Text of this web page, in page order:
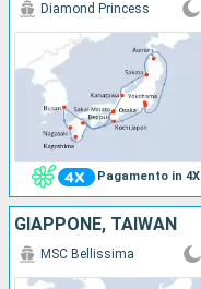
Pagamento in 4X
Diamond Princess
GIAPPONE, TAIWAN
MSC Bellissima